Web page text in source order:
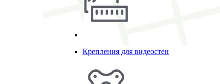
Крепления для видеостен